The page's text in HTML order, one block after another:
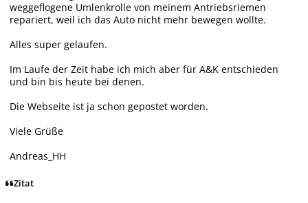
weggeflogene Umlenkrolle von meinem Antriebsriemen
repariert, weil ich das Auto nicht mehr bewegen wollte.
Alles super gelaufen.
Im Laufe der Zeit habe ich mich aber für A&K entschieden
und bin bis heute bei denen.
Die Webseite ist ja schon gepostet worden.
Viele Grüße
Andreas_HH
Zitat